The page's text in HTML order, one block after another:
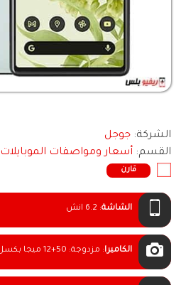
الشركة: جوجل
القسم: أسعار ومواصفات الموبايلات
قارن
الشاشة: 6.2 انش
الكاميرا: مزدوجة: 50+12 ميجا بكسل